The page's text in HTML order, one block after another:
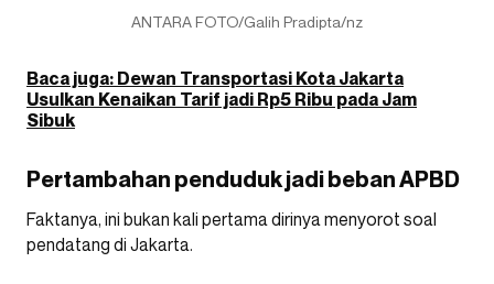
ANTARA FOTO/Galih Pradipta/nz
Baca juga: Dewan Transportasi Kota Jakarta
Usulkan Kenaikan Tarif jadi Rp5 Ribu pada Jam
Sibuk
Pertambahan penduduk jadi beban APBD
Faktanya, ini bukan kali pertama dirinya menyorot soal
pendatang di Jakarta.